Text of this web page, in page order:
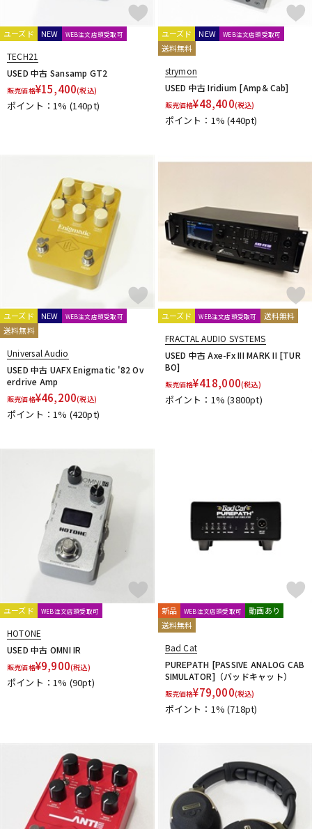
ユーズド NEW WEB注文店頭受取可
TECH21
USED 中古 Sansamp GT2
販売価格¥15,400(税込)
ポイント：1% (140pt)
ユーズド NEW WEB注文店頭受取可
送料無料
strymon
USED 中古 Iridium [Amp＆Cab]
販売価格¥48,400(税込)
ポイント：1%(440pt)
ユーズド NEW WEB注文店頭受取可
送料無料
Universal Audio
USED 中古 UAFX Enigmatic '82 Ov
erdrive Amp
販売価格¥46,200(税込)
ポイント：1% (420pt)
ユーズド WEB注文店頭受取可 送料無料
FRACTAL AUDIO SYSTEMS
USED 中古 Axe-Fx III MARK II [TUR
BO]
販売価格¥418,000(税込)
ポイント：1%(3800pt)
ユーズド WEB注文店頭受取可
HOTONE
USED 中古 OMNI IR
販売価格¥9,900(税込)
ポイント：1% (90pt)
新品 WEB注文店頭受取可
動画あり
送料無料
Bad Cat
PUREPATH [PASSIVE ANALOG CAB
SIMULATOR]（バッドキャット）
販売価格¥79,000(税込)
ポイント：1%(718pt)